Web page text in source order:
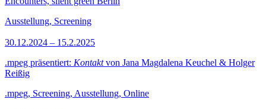
Ausstellung, Screening
30.12.2024 – 15.2.2025
.mpeg präsentiert: Kontaktvon Jana Magdalena Keuchel & Holger
Reißig
.mpeg, Screening, Ausstellung, Online